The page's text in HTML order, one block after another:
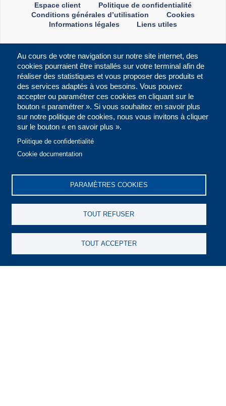
Espace client
Politique de confidentialité
Conditions générales d’utilisation
Cookies
Informations légales
Liens utiles
Navigation
principale
Notre société
Notre équipe
Historique
Notre expertise
Philosophie de gestion
Gestion action
Gestion personnalisée
Nos fonds
FCP BOA Actions
FCP Global Investors
Nos publications
Flash Hebdo
Rapport Annuel
Au cours de votre navigation sur notre site internet, des
cookies pourraient être installés sur votre terminal afin de
réaliser des statistiques et vous proposer des produits et
des services adaptés à vos besoins. Vous pouvez
accepter ou paramétrer ces cookies en cliquant sur le
bouton « paramétrer ». Si vous souhaitez en savoir plus
sur notre politique de cookies, nous vous invitons à cliquer
sur le bouton « en savoir plus ».
Politique de confidentialité
Cookie documentation
PARAMÈTRES COOKIES
TOUT REFUSER
TOUT ACCEPTER